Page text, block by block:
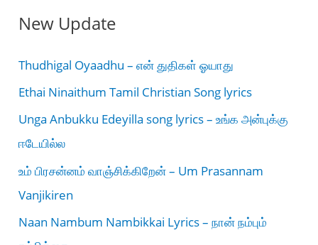
New Update
Thudhigal Oyaadhu – என் துதிகள் ஓயாது
Ethai Ninaithum Tamil Christian Song lyrics
Unga Anbukku Edeyilla song lyrics – உங்க அன்புக்கு
ஈடேயில்ல
உம் பிரசன்னம் வாஞ்சிக்கிறேன் – Um Prasannam
Vanjikiren
Naan Nambum Nambikkai Lyrics – நான் நம்பும்